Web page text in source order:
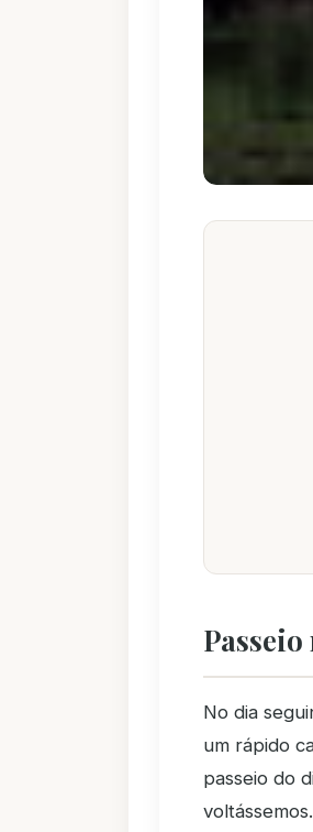
No dia
um rápido
passeio do